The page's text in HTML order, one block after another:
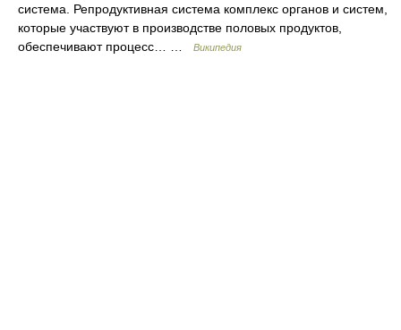
система. Репродуктивная система комплекс органов и систем,
которые участвуют в производстве половых продуктов,
обеспечивают процесс… …
Википедия